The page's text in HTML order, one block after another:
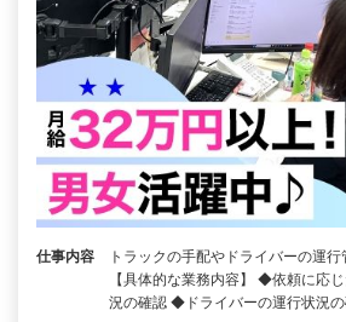
仕事内容
トラックの手配やドライバーの運行
【具体的な業務内容】 ◆依頼に応
況の確認 ◆ドライバーの運行状況